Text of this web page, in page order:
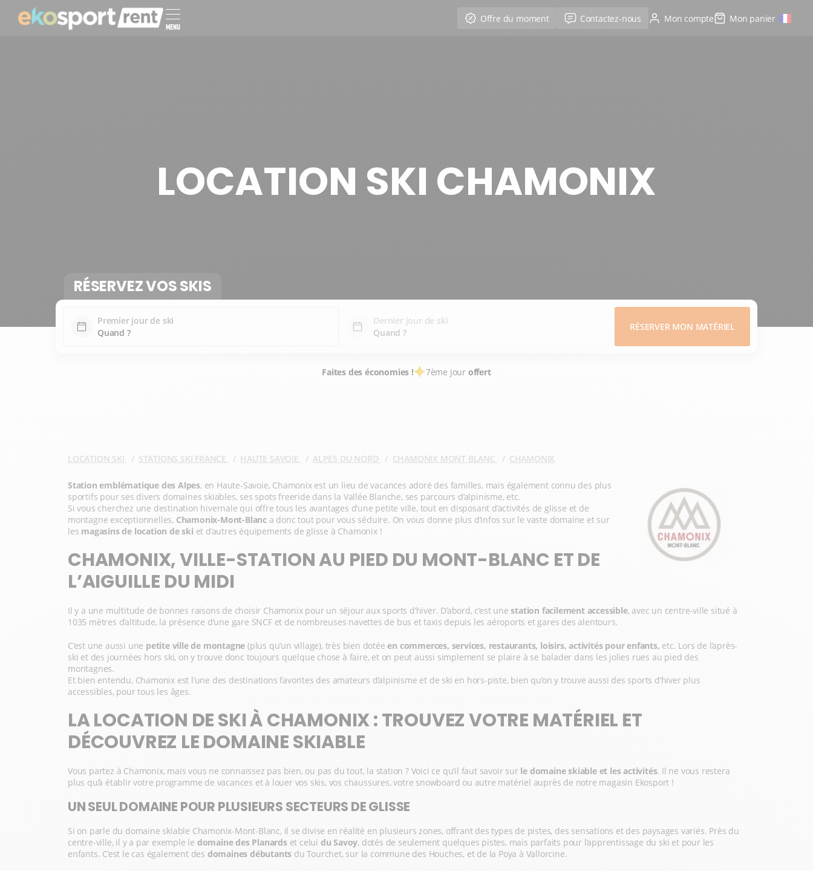
MENU
Offre du moment Contactez-nous Mon compte Mon panier
LOCATION SKI CHAMONIX
RÉSERVEZ VOS SKIS
Premier jour de ski Dernier jour de ski
RÉSERVER MON MATÉRIEL
Faites des économies ! 7ème jour offert
LOCATION SKI STATIONS SKI FRANCE HAUTE SAVOIE ALPES DU NORD CHAMONIX MONT BLANC CHAMONIX
Station emblématique des Alpes, en Haute-Savoie, Chamonix est un lieu de vacances adoré des familles, mais également connu des plus
sportifs pour ses divers domaines skiables, ses spots freeride dans la Vallée Blanche, ses parcours d’alpinisme, etc.
Si vous cherchez une destination hivernale qui offre tous les avantages d’une petite ville, tout en disposant d’activités de glisse et de
montagne exceptionnelles, Chamonix-Mont-Blanc a donc tout pour vous séduire. On vous donne plus d’infos sur le vaste domaine et sur
les magasins de location de ski et d’autres équipements de glisse à Chamonix !
CHAMONIX, VILLE-STATION AU PIED DU MONT-BLANC ET DE
L’AIGUILLE DU MIDI
Il y a une multitude de bonnes raisons de choisir Chamonix pour un séjour aux sports d’hiver. D’abord, c’est unestation facilement accessible, avec un centre-ville situé à
1035 mètres d’altitude, la présence d’une gare SNCF et de nombreuses navettes de bus et taxis depuis les aéroports et gares des alentours.
C’est une aussi une petite ville de montagne (plus qu’un village), très bien dotéeen commerces, services, restaurants, loisirs, activités pour enfants, etc. Lors de l’après-
ski et des journées hors ski, on y trouve donc toujours quelque chose à faire, et on peut aussi simplement se plaire à se balader dans les jolies rues au pied des
montagnes.
Et bien entendu, Chamonix est l’une des destinations favorites des amateurs d’alpinisme et de ski en hors-piste, bien qu’on y trouve aussi des sports d’hiver plus
accessibles, pour tous les âges.
LA LOCATION DE SKI À CHAMONIX : TROUVEZ VOTRE MATÉRIEL ET
DÉCOUVREZ LE DOMAINE SKIABLE
Vous partez à Chamonix, mais vous ne connaissez pas bien, ou pas du tout, la station ? Voici ce qu’il faut savoir sur le domaine skiable et les activités. Il ne vous restera
plus qu’à établir votre programme de vacances et à louer vos skis, vos chaussures, votre snowboard ou autre matériel auprès de notre magasin Ekosport !
UN SEUL DOMAINE POUR PLUSIEURS SECTEURS DE GLISSE
Si on parle du domaine skiable Chamonix-Mont-Blanc, il se divise en réalité en plusieurs zones, offrant des types de pistes, des sensations et des paysages variés. Près du
centre-ville, il y a par exemple le domaine des Planards et celui du Savoy, dotés de seulement quelques pistes, mais parfaits pour l’apprentissage du ski et pour les
enfants. C’est le cas également des domaines débutants du Tourchet, sur la commune des Houches, et de la Poya à Vallorcine.